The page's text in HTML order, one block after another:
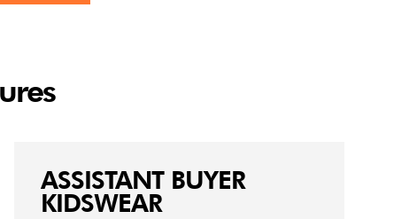
ASSISTANT BUYER
KIDSWEAR